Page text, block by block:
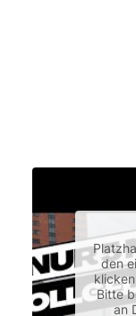
den
Bitte
an